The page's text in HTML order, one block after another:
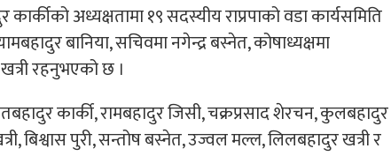
अध्यक्षतामा १९ सदस्यीय राप्रपाको वडा कार्यसमिति
बानिया, सचिवमा नगेन्द्र बस्नेत, कोषाध्यक्षमा
रहनुभएको छ ।
कार्की, रामबहादुर जिसी, चक्रप्रसाद शेरचन, कुलबहादुर
बिश्वास पुरी, सन्तोष बस्नेत, उज्वल मल्ल, लिलबहादुर खत्री र